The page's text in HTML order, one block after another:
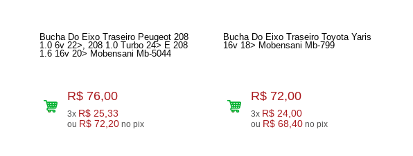
Bucha Do Eixo Traseiro Peugeot 208
1.0 6v 22>, 208 1.0 Turbo 24> E 208
1.6 16v 20> Mobensani Mb-5044
R$ 76,00
3x R$ 25,33
ou R$ 72,20 no pix
Bucha Do Eixo Traseiro Toyota Yaris
16v 18> Mobensani Mb-799
R$ 72,00
3x R$ 24,00
ou R$ 68,40 no pix